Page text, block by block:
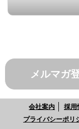
メルマガ
会社案内 採用
プライバシーポリ